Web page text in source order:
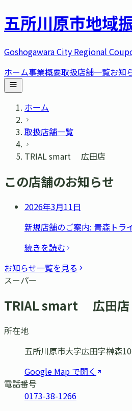
五所川原市地域
Goshogawara City Regional
ホーム事業概要取扱店舗一覧お知
ホーム
取扱店舗一覧
TRIAL smart 広田店
この店舗のお知らせ
2026年3月11日
新規店舗のご案内: 青森ト
続きを読む
お知らせ一覧を見る
スーパー
TRIAL smart 広田店
所在地
五所川原市大字広田字榊󠄀森
Google Map で開く
電話番号
0173-38-1266